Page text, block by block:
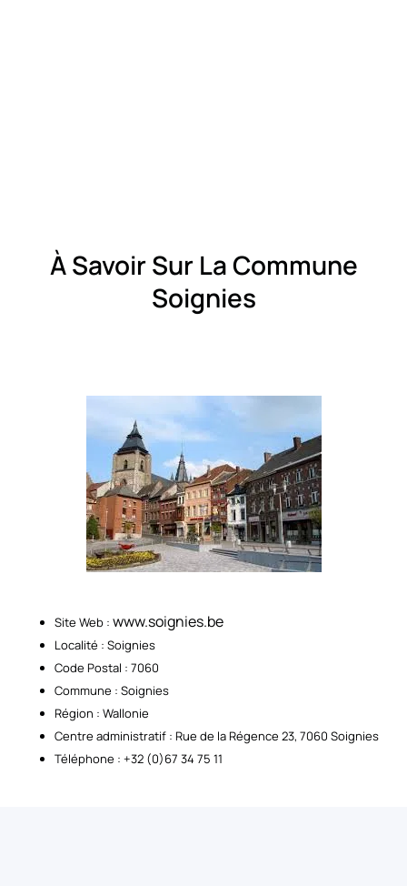
À Savoir Sur La Commune
Soignies
Site Web : www.soignies.be
Localité : Soignies
Code Postal : 7060
Commune : Soignies
Région : Wallonie
Centre administratif : Rue de la Régence 23, 7060 Soignies
Téléphone : +32 (0)67 34 75 11